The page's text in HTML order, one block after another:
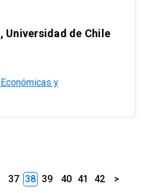
Universidad de Chile
y
37 38 39 40 41 42 >